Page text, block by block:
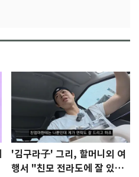
'김구라子' 그리, 할머니외 여
행서 "친모 전라도에 잘 있